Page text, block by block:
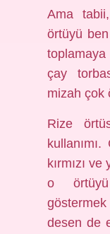
Ama
örtüyü
çay
mizah çok
Rize
kırmızı
o
desen de